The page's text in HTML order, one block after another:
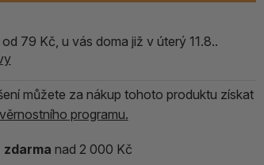
79 Kč, u vás doma již v úterý 11.8..
můžete za nákup tohoto produktu získat
věrnostního programu.
zdarma nad 2 000 Kč